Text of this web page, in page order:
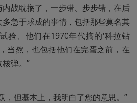
战耽搁了，一步错、步步错，在后
急于求成的事情，包括那些莫名其
验、他们在1970年代搞的‘科拉钻
当然，也包括他们在完蛋之前，在
弹。”
，但基本上，我明白了您的意思。”